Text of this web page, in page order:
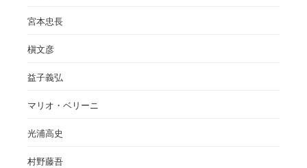
宮本忠長
槇文彦
益子義弘
マリオ・ベリーニ
光浦高史
村野藤吾